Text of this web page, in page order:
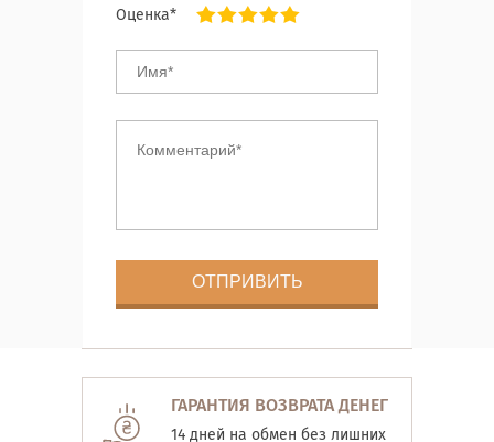
Оценка*
ГАРАНТИЯ ВОЗВРАТА ДЕНЕГ
14 дней на обмен без лишних